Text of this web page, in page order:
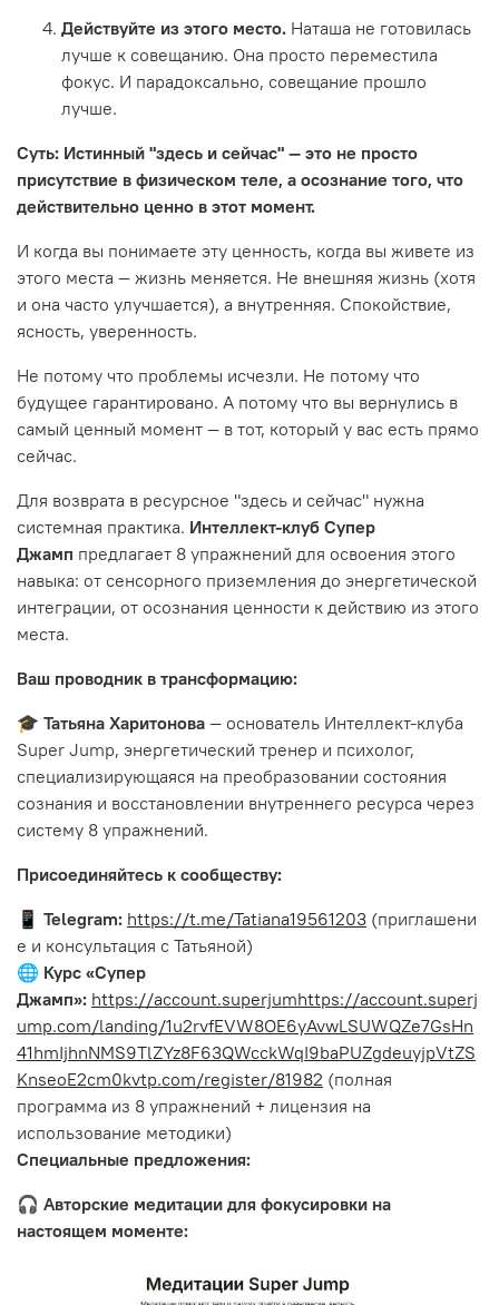
Действуйте из этого место. Наташа не готовилась
лучше к совещанию. Она просто переместила
фокус. И парадоксально, совещание прошло
лучше.
Суть: Истинный "здесь и сейчас" — это не просто
присутствие в физическом теле, а осознание того, что
действительно ценно в этот момент.
И когда вы понимаете эту ценность, когда вы живете из
этого места — жизнь меняется. Не внешняя жизнь (хотя
и она часто улучшается), а внутренняя. Спокойствие,
ясность, уверенность.
Не потому что проблемы исчезли. Не потому что
будущее гарантировано. А потому что вы вернулись в
самый ценный момент — в тот, который у вас есть прямо
сейчас.
Для возврата в ресурсное "здесь и сейчас" нужна
системная практика. Интеллект-клуб Супер
Джамп предлагает 8 упражнений для освоения этого
навыка: от сенсорного приземления до энергетической
интеграции, от осознания ценности к действию из этого
места.
Ваш проводник в трансформацию:
🎓 Татьяна Харитонова — основатель Интеллект-клуба
Super Jump, энергетический тренер и психолог,
специализирующаяся на преобразовании состояния
сознания и восстановлении внутреннего ресурса через
систему 8 упражнений.
Присоединяйтесь к сообществу:
📱 Telegram: https://t.me/Tatiana19561203 (приглашени
е и консультация с Татьяной)
🌐 Курс «Супер
Джамп»: https://account.superjumhttps://account.superj
ump.com/landing/1u2rvfEVW8OE6yAvwLSUWQZe7GsHn
41hmIjhnNMS9TlZYz8F63QWcckWqI9baPUZgdeuyjpVtZS
KnseoE2cm0kvtp.com/register/81982 (полная
программа из 8 упражнений + лицензия на
использование методики)
Специальные предложения:
🎧 Авторские медитации для фокусировки на
настоящем моменте: